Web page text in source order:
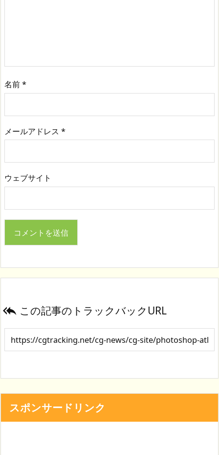
名前*
メールアドレス *
ウェブサイト
 この記事のトラックバックURL
スポンサードリンク